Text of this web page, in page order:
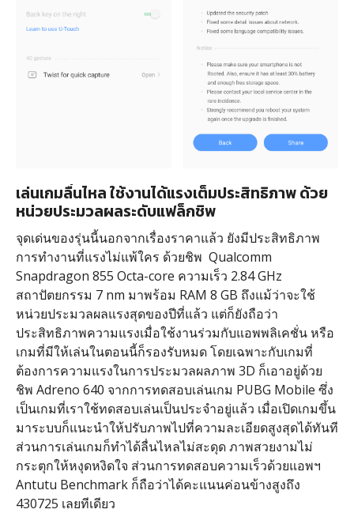
เล่นเกมลื่นไหล ใช้งานได้แรงเต็มประสิทธิภาพ ด้วย
หน่วยประมวลผลระดับแฟล็กชิพ
จุดเด่นของรุ่นนี้นอกจากเรื่องราคาแล้ว ยังมีประสิทธิภาพ
การทำงานที่แรงไม่แพ้ใคร ด้วยชิพ Qualcomm
Snapdragon 855 Octa-core ความเร็ว 2.84 GHz
สถาปัตยกรรม 7 nm มาพร้อม RAM 8 GB ถึงแม้ว่าจะใช้
หน่วยประมวลผลแรงสุดของปีที่แล้ว แต่ก็ยังถือว่า
ประสิทธิภาพความแรงเมื่อใช้งานร่วมกับแอพพลิเคชั่น หรือ
เกมที่มีให้เล่นในตอนนี้ก็รองรับหมด โดยเฉพาะกับเกมที่
ต้องการความแรงในการประมวลผลภาพ 3D ก็เอาอยู่ด้วย
ชิพ Adreno 640 จากการทดสอบเล่นเกม PUBG Mobile ซึ่ง
เป็นเกมที่เราใช้ทดสอบเล่นเป็นประจำอยู่แล้ว เมื่อเปิดเกมขึ้น
มาระบบก็แนะนำให้ปรับภาพไปที่ความละเอียดสูงสุดได้ทันที
ส่วนการเล่นเกมก็ทำได้ลื่นไหลไม่สะดุด ภาพสวยงามไม่
กระตุกให้หงุดหงิดใจ ส่วนการทดสอบความเร็วด้วยแอพฯ
Antutu Benchmark ก็ถือว่าได้คะแนนค่อนข้างสูงถึง
430725 เลยทีเดียว